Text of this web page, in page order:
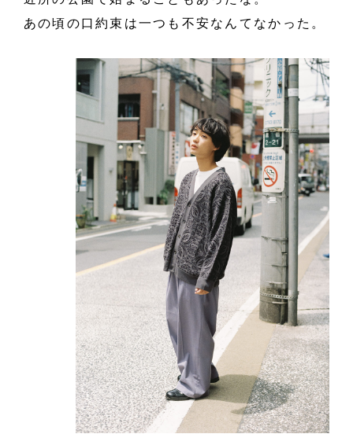
あの頃の口約束は一つも不安なんてなかった。